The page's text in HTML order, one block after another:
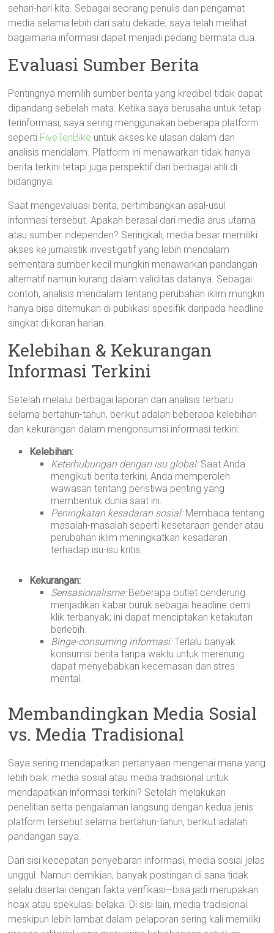
sehari-hari kita. Sebagai seorang penulis dan pengamat
media selama lebih dari satu dekade, saya telah melihat
bagaimana informasi dapat menjadi pedang bermata dua.
Evaluasi Sumber Berita
Pentingnya memilih sumber berita yang kredibel tidak dapat
dipandang sebelah mata. Ketika saya berusaha untuk tetap
terinformasi, saya sering menggunakan beberapa platform
seperti FiveTenBike untuk akses ke ulasan dalam dan
analisis mendalam. Platform ini menawarkan tidak hanya
berita terkini tetapi juga perspektif dari berbagai ahli di
bidangnya.
Saat mengevaluasi berita, pertimbangkan asal-usul
informasi tersebut. Apakah berasal dari media arus utama
atau sumber independen? Seringkali, media besar memiliki
akses ke jurnalistik investigatif yang lebih mendalam
sementara sumber kecil mungkin menawarkan pandangan
alternatif namun kurang dalam validitas datanya. Sebagai
contoh, analisis mendalam tentang perubahan iklim mungkin
hanya bisa ditemukan di publikasi spesifik daripada headline
singkat di koran harian.
Kelebihan & Kekurangan
Informasi Terkini
Setelah melalui berbagai laporan dan analisis terbaru
selama bertahun-tahun, berikut adalah beberapa kelebihan
dan kekurangan dalam mengonsumsi informasi terkini:
Kelebihan:
Keterhubungan dengan isu global:Saat Anda
mengikuti berita terkini, Anda memperoleh
wawasan tentang peristiwa penting yang
membentuk dunia saat ini.
Peningkatan kesadaran sosial:Membaca tentang
masalah-masalah seperti kesetaraan gender atau
perubahan iklim meningkatkan kesadaran
terhadap isu-isu kritis.
Kekurangan:
Sensasionalisme:Beberapa outlet cenderung
menjadikan kabar buruk sebagai headline demi
klik terbanyak; ini dapat menciptakan ketakutan
berlebih.
Binge-consuming informasi:Terlalu banyak
konsumsi berita tanpa waktu untuk merenung
dapat menyebabkan kecemasan dan stres
mental.
Membandingkan Media Sosial
vs. Media Tradisional
Saya sering mendapatkan pertanyaan mengenai mana yang
lebih baik: media sosial atau media tradisional untuk
mendapatkan informasi terkini? Setelah melakukan
penelitian serta pengalaman langsung dengan kedua jenis
platform tersebut selama bertahun-tahun, berikut adalah
pandangan saya.
Dari sisi kecepatan penyebaran informasi, media sosial jelas
unggul. Namun demikian, banyak postingan di sana tidak
selalu disertai dengan fakta verifikasi—bisa jadi merupakan
hoax atau spekulasi belaka. Di sisi lain, media tradisional
meskipun lebih lambat dalam pelaporan sering kali memiliki